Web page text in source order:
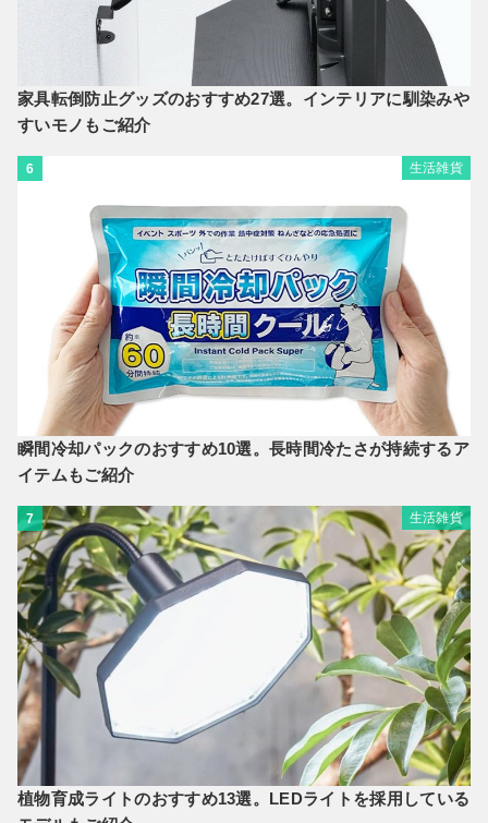
家具転倒防止グッズのおすすめ27選。インテリアに馴染みや
すいモノもご紹介
6 生活雑貨
瞬間冷却パックのおすすめ10選。長時間冷たさが持続するア
イテムもご紹介
7 生活雑貨
植物育成ライトのおすすめ13選。LEDライトを採用している